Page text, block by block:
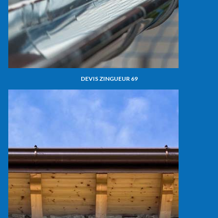
DEVIS ZINGUEUR 69